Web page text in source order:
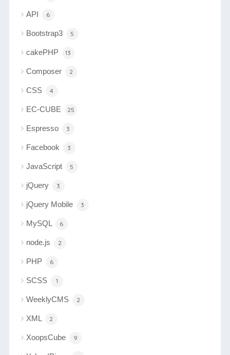
API 6
Bootstrap3 5
cakePHP 13
Composer 2
CSS 4
EC-CUBE 25
Espresso 3
Facebook 3
JavaScript 5
jQuery 3
jQuery Mobile 3
MySQL 6
node.js 2
PHP 6
SCSS 1
WeeklyCMS 2
XML 2
XoopsCube 9